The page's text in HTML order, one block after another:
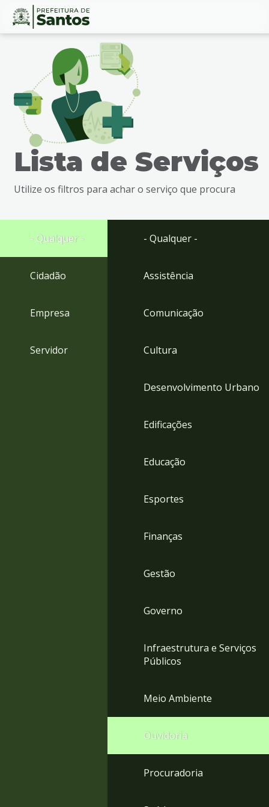
Ir
busca
Ir
rodapé
Conteúdo
Lista de Serviços
Utilize os filtros para achar o serviço que procura
- Qualquer -
Cidadão
Empresa
Servidor
- Qualquer -
Assistência
Comunicação
Cultura
Desenvolvimento Urbano
Edificações
Educação
Esportes
Finanças
Gestão
Governo
Infraestrutura e Serviços
Públicos
Meio Ambiente
Ouvidoria
Procuradoria